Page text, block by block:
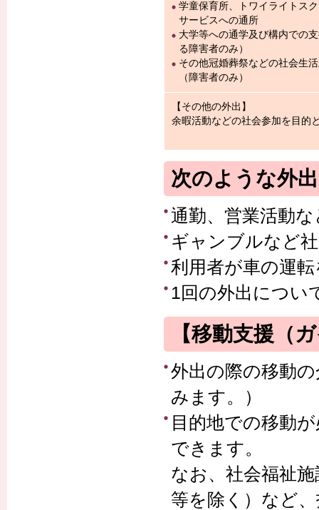
学童保育所、トワイライトス
サービスへの通所
大学等への通学及び構内での
る障害者のみ）
その他冠婚葬祭などの社会生
（障害者のみ）
【その他の外出】
余暇活動などの社会参加を目的
次のような外
通勤、営業活動
ギャンブルなど
利用者が車の運
1回の外出につい
【移動支援（
外出の際の移動
みます。）
目的地での移動
できます。
なお、社会福祉
等を除く）など